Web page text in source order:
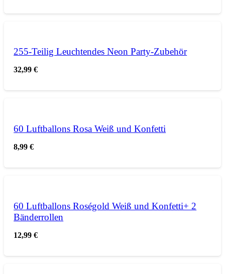
255-Teilig Leuchtendes Neon Party-Zubehör
32,99€
60 Luftballons Rosa Weiß und Konfetti
8,99€
60 Luftballons Roségold Weiß und Konfetti+ 2
Bänderrollen
12,99€